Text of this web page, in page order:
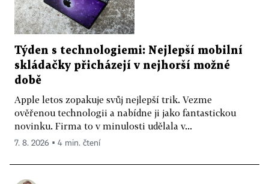
Týden s technologiemi: Nejlepší mobilní
skládačky přicházejí v nejhorší možné
době
Apple letos zopakuje svůj nejlepší trik. Vezme
ověřenou technologii a nabídne ji jako fantastickou
novinku. Firma to v minulosti udělala v...
7. 8. 2026 ▪ 4 min. čtení